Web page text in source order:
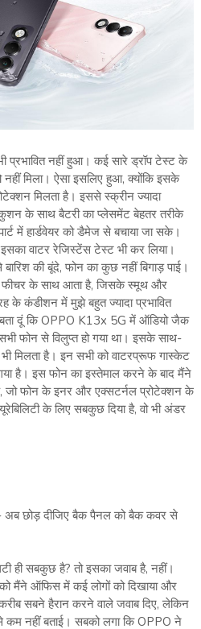
प्रभावित नहीं हुआ। कई सारे ड्रॉप टेस्ट के
मिला। ऐसा इसलिए हुआ, क्योंकि इसके
मिलता है। इससे स्क्रीन ज्यादा
के साथ बैटरी का प्लेसमेंट बेहतर तरीके
में हार्डवेयर को डैमेज से बचाया जा सके।
वाटर रेजिस्टेंस टेस्ट भी कर लिया।
की बूंदे, फोन का कुछ नहीं बिगाड़ पाई।
फीचर के साथ आता है, जिसके स्मूथ और
के कंडीशन में मुझे बहुत ज्यादा प्रभावित
दूं कि OPPO K13x 5G में ऑडियो जैक
फोन से विलुप्त हो गया था। इसके साथ-
मिलता है। इन सभी को वाटरप्रूफ गास्केट
है। इस फोन का इस्तेमाल करने के बाद मैंने
जो फोन के इनर और एक्सटर्नल प्रोटेक्शन के
के लिए सबकुछ दिया है, वो भी अंडर
अब छोड़ दीजिए बैक पैनल को बैक कवर से
ही सबकुछ है? तो इसका जवाब है, नहीं।
मैंने ऑफिस में कई लोगों को दिखाया और
सबने हैरान करने वाले जवाब दिए, लेकिन
कम नहीं बताई। सबको लगा कि OPPO ने